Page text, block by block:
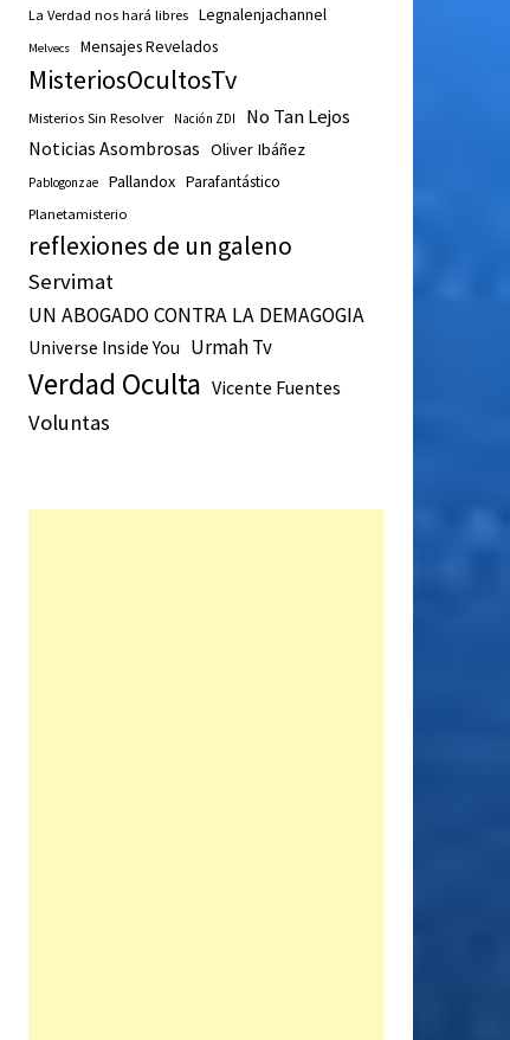
La Verdad nos hará libres Legnalenjachannel
Melvecs Mensajes Revelados
MisteriosOcultosTv
Misterios Sin Resolver Nación ZDI No Tan Lejos
Noticias Asombrosas Oliver Ibáñez
Pablogonzae Pallandox Parafantástico
Planetamisterio
reflexiones de un galeno
Servimat
UN ABOGADO CONTRA LA DEMAGOGIA
Universe Inside You Urmah Tv
Verdad Oculta Vicente Fuentes
Voluntas